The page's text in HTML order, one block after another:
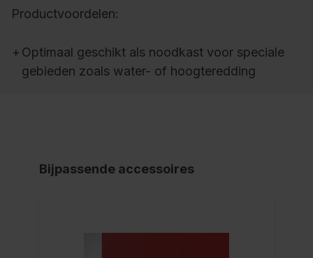
Productvoordelen:
+ Optimaal geschikt als noodkast voor speciale
gebieden zoals water- of hoogteredding
Bijpassende accessoires